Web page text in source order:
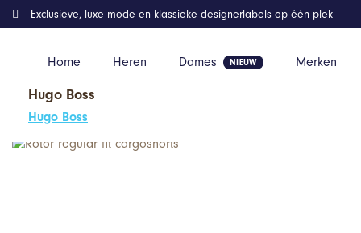
Home Heren Dames Merken
Exclusieve, luxe mode en klassieke designerlabels op één plek
Hugo Boss
Hugo Boss
Home Kleding